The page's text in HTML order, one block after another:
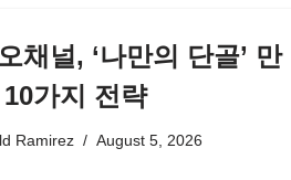
채널, ‘나만의 단골’ 만
가지 전략
Ramirez August 5, 2026